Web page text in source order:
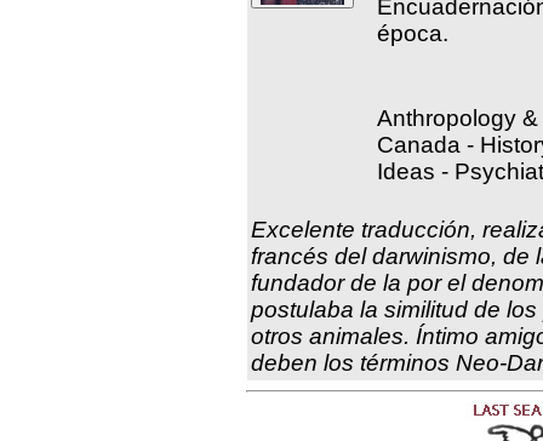
época.
Anthropology
Canada -
Ideas -
Excelente traducción,
francés del darwinismo, de
fundador de la por el
postulaba la similitud de
otros animales. Íntimo
deben los términos Neo-